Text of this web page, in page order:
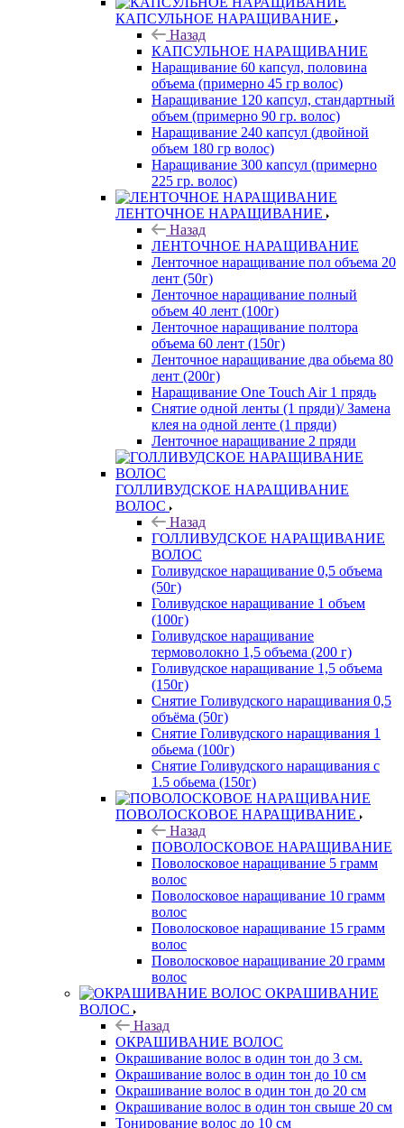
КАПСУЛЬНОЕ НАРАЩИВАНИЕ
Назад
КАПСУЛЬНОЕ НАРАЩИВАНИЕ
Наращивание 60 капсул, половина
объема (примерно 45 гр волос)
Наращивание 120 капсул, стандартный
объем (примерно 90 гр. волос)
Наращивание 240 капсул (двойной
объем 180 гр волос)
Наращивание 300 капсул (примерно
225 гр. волос)
ЛЕНТОЧНОЕ НАРАЩИВАНИЕ
Назад
ЛЕНТОЧНОЕ НАРАЩИВАНИЕ
Ленточное наращивание пол объема 20
лент (50г)
Ленточное наращивание полный
объем 40 лент (100г)
Ленточное наращивание полтора
объема 60 лент (150г)
Ленточное наращивание два обьема 80
лент (200г)
Наращивание One Touch Air 1 прядь
Снятие одной ленты (1 пряди)/ Замена
клея на одной ленте (1 пряди)
Ленточное наращивание 2 пряди
ГОЛЛИВУДСКОЕ НАРАЩИВАНИЕ
ВОЛОС
Назад
ГОЛЛИВУДСКОЕ НАРАЩИВАНИЕ
ВОЛОС
Голивудское наращивание 0,5 объема
(50г)
Голивудское наращивание 1 объем
(100г)
Голивудское наращивание
термоволокно 1,5 объема (200 г)
Голивудское наращивание 1,5 объема
(150г)
Снятие Голивудского наращивания 0,5
объёма (50г)
Снятие Голивудского наращивания 1
обьема (100г)
Снятие Голивудского наращивания с
1.5 обьема (150г)
ПОВОЛОСКОВОЕ НАРАЩИВАНИЕ
Назад
ПОВОЛОСКОВОЕ НАРАЩИВАНИЕ
Поволосковое наращивание 5 грамм
волос
Поволосковое наращивание 10 грамм
волос
Поволосковое наращивание 15 грамм
волос
Поволосковое наращивание 20 грамм
волос
ОКРАШИВАНИЕ
ВОЛОС
Назад
ОКРАШИВАНИЕ ВОЛОС
Окрашивание волос в один тон до 3 см.
Окрашивание волос в один тон до 10 см
Окрашивание волос в один тон до 20 см
Окрашивание волос в один тон свыше 20 см
Тонирование волос до 10 см